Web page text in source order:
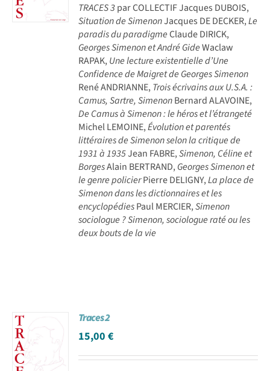
TRACES 3par COLLECTIF Jacques DUBOIS,
Situation de SimenonJacques DE DECKER,Le
paradis du paradigmeClaude DIRICK,
Georges Simenon et André GideWaclaw
RAPAK,Une lecture existentielle d’Une
Confidence de Maigret de Georges Simenon
René ANDRIANNE,Trois écrivains aux U.S.A. :
Camus, Sartre, SimenonBernard ALAVOINE,
De Camus à Simenon : le héros et l’étrangeté
Michel LEMOINE,Évolution et parentés
littéraires de Simenon selon la critique de
1931 à 1935Jean FABRE,Simenon, Céline et
BorgesAlain BERTRAND,Georges Simenon et
le genre policierPierre DELIGNY,La place de
Simenon dans les dictionnaires et les
encyclopédiesPaul MERCIER,Simenon
sociologue ? Simenon, sociologue raté ou les
deux bouts de la vie
Traces 2
15,00€